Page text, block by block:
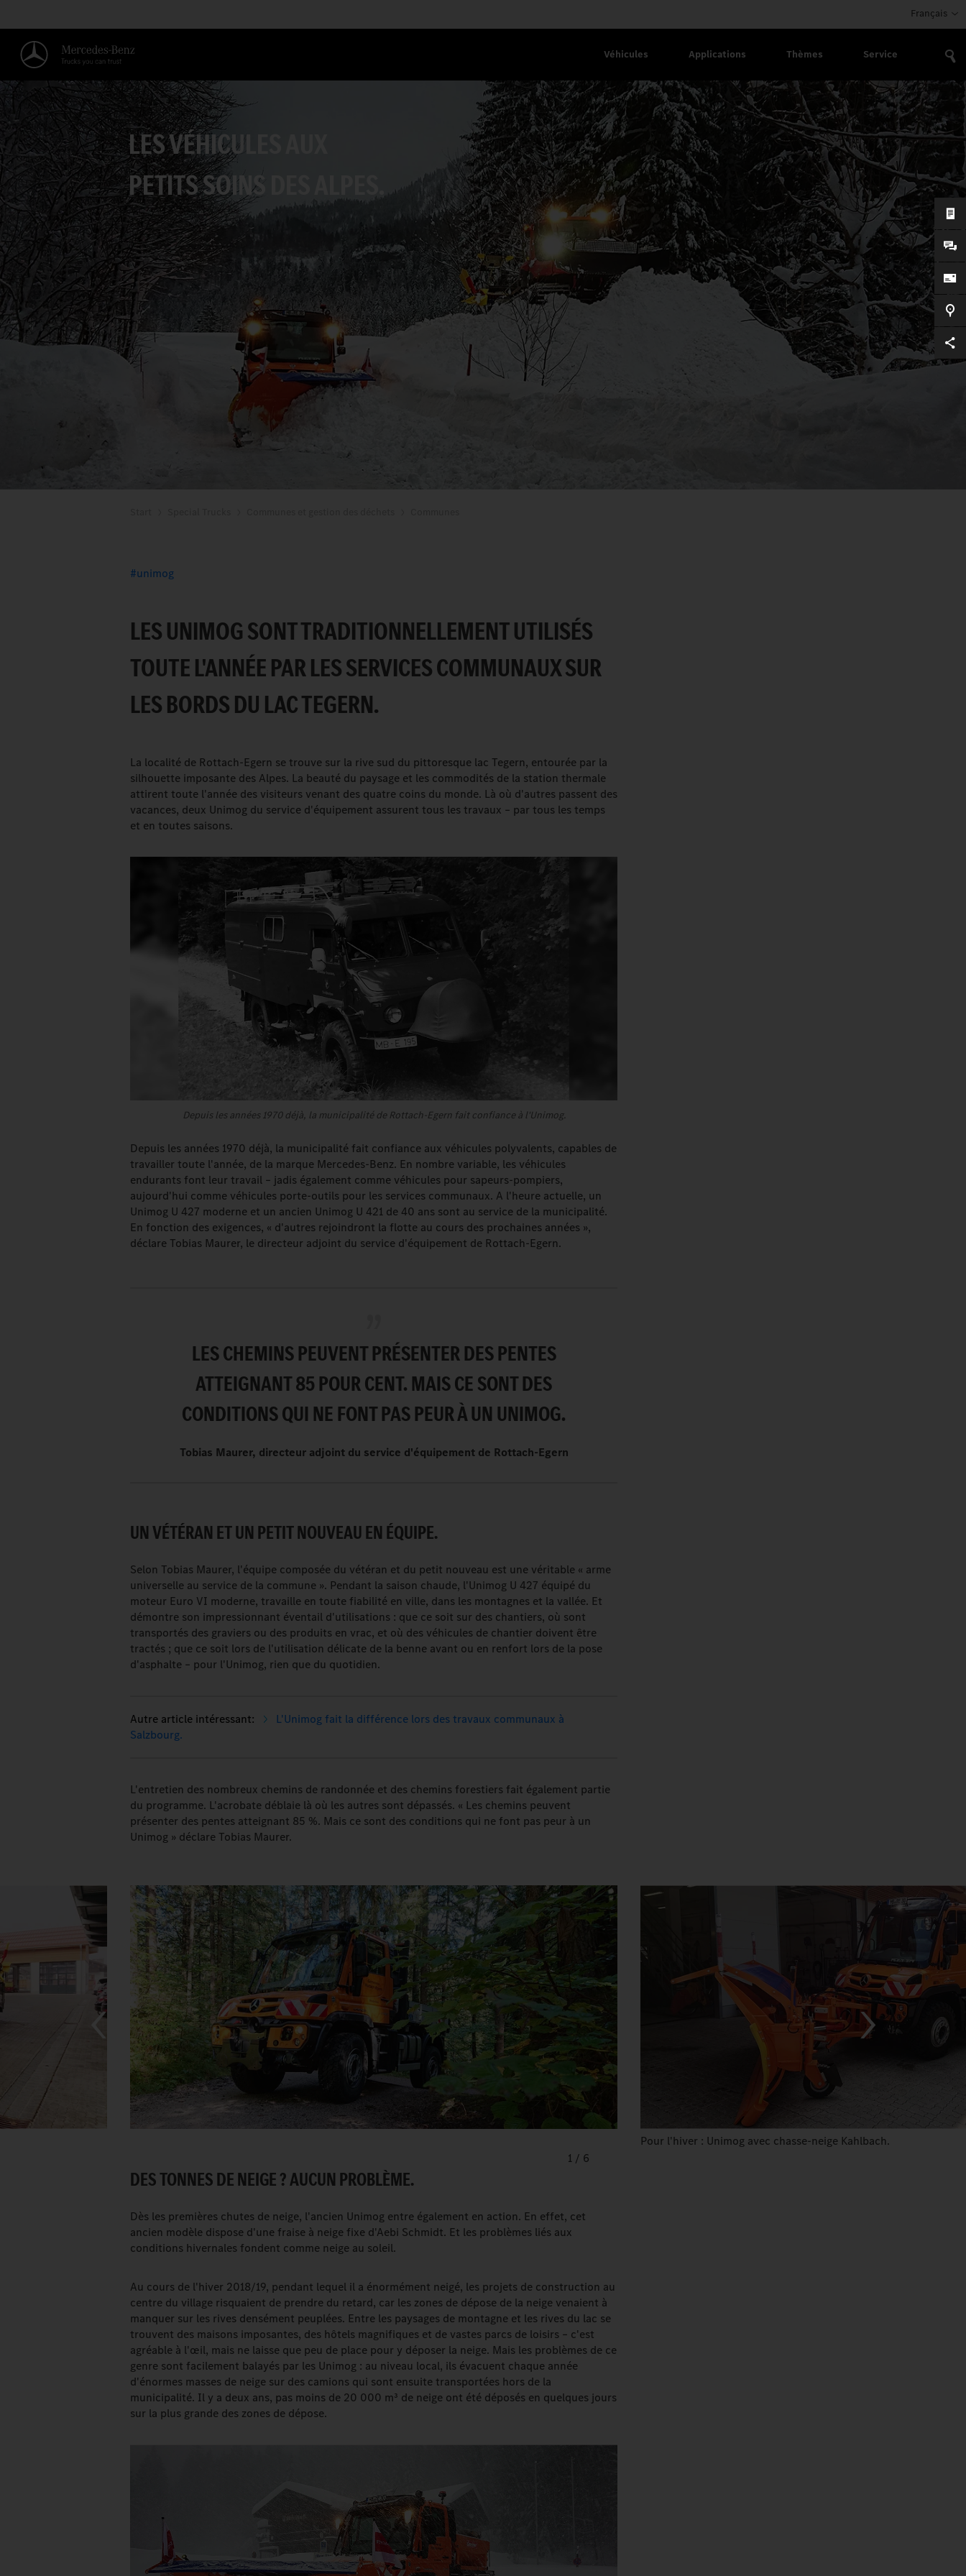
Français
Véhicules Applications Thèmes Service
LES VÉHICULES AUX
PETITS SOINS DES ALPES.
unimog
LES UNIMOG SONT TRADITIONNELLEMENT UTILISÉS
TOUTE L'ANNÉE PAR LES SERVICES COMMUNAUX SUR
LES BORDS DU LAC TEGERN.
La localité de Rottach-Egern se trouve sur la rive sud du pittoresque lac Tegern, entourée par la
silhouette imposante des Alpes. La beauté du paysage et les commodités de la station thermale
attirent toute l'année des visiteurs venant des quatre coins du monde. Là où d'autres passent des
vacances, deux Unimog du service d'équipement assurent tous les travaux – par tous les temps
et en toutes saisons.
Depuis les années 1970 déjà, la municipalité de Rottach-Egern fait confiance à l'Unimog.
Depuis les années 1970 déjà, la municipalité fait confiance aux véhicules polyvalents, capables de
travailler toute l'année, de la marque Mercedes-Benz. En nombre variable, les véhicules
endurants font leur travail – jadis également comme véhicules pour sapeurs-pompiers,
aujourd'hui comme véhicules porte-outils pour les services communaux. A l'heure actuelle, un
Unimog U 427 moderne et un ancien Unimog U 421 de 40 ans sont au service de la municipalité.
En fonction des exigences, « d'autres rejoindront la flotte au cours des prochaines années »,
déclare Tobias Maurer, le directeur adjoint du service d'équipement de Rottach-Egern.
LES CHEMINS PEUVENT PRÉSENTER DES PENTES
ATTEIGNANT 85 POUR CENT. MAIS CE SONT DES
CONDITIONS QUI NE FONT PAS PEUR À UN UNIMOG.
Tobias Maurer, directeur adjoint du service d'équipement de Rottach-Egern
UN VÉTÉRAN ET UN PETIT NOUVEAU EN ÉQUIPE.
Selon Tobias Maurer, l'équipe composée du vétéran et du petit nouveau est une véritable « arme
universelle au service de la commune ». Pendant la saison chaude, l'Unimog U 427 équipé du
moteur Euro VI moderne, travaille en toute fiabilité en ville, dans les montagnes et la vallée. Et
démontre son impressionnant éventail d'utilisations : que ce soit sur des chantiers, où sont
transportés des graviers ou des produits en vrac, et où des véhicules de chantier doivent être
tractés ; que ce soit lors de l'utilisation délicate de la benne avant ou en renfort lors de la pose
d'asphalte – pour l'Unimog, rien que du quotidien.
L'Unimog fait la différence lors des travaux communaux à
Salzbourg.
L'entretien des nombreux chemins de randonnée et des chemins forestiers fait également partie
du programme. L'acrobate déblaie là où les autres sont dépassés. « Les chemins peuvent
présenter des pentes atteignant 85 %. Mais ce sont des conditions qui ne font pas peur à un
Unimog » déclare Tobias Maurer.
Pour l'hiver : Unimog avec chasse-neige Kahlbach.
1 / 6
DES TONNES DE NEIGE ? AUCUN PROBLÈME.
Dès les premières chutes de neige, l'ancien Unimog entre également en action. En effet, cet
ancien modèle dispose d'une fraise à neige fixe d'Aebi Schmidt. Et les problèmes liés aux
conditions hivernales fondent comme neige au soleil.
Au cours de l'hiver 2018/19, pendant lequel il a énormément neigé, les projets de construction au
centre du village risquaient de prendre du retard, car les zones de dépose de la neige venaient à
manquer sur les rives densément peuplées. Entre les paysages de montagne et les rives du lac se
trouvent des maisons imposantes, des hôtels magnifiques et de vastes parcs de loisirs – c'est
agréable à l'œil, mais ne laisse que peu de place pour y déposer la neige. Mais les problèmes de ce
genre sont facilement balayés par les Unimog : au niveau local, ils évacuent chaque année
d'énormes masses de neige sur des camions qui sont ensuite transportées hors de la
municipalité. Il y a deux ans, pas moins de 20 000 m³ de neige ont été déposés en quelques jours
sur la plus grande des zones de dépose.